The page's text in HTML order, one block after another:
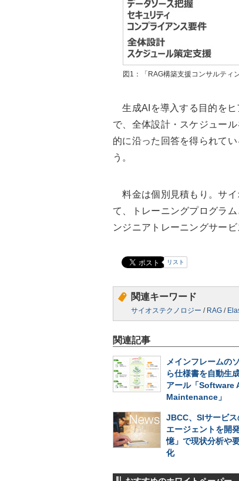
図1：「RAG構築支援コンサルティ
生成AIを導入する目的をヒ
で、全体設計・スケジュー
的に沿った回答を得られて
う。
料金は個別見積もり。サイ
て、トレーニングプログラ
ンジニアトレーニングサービ
リスト
関連キーワード
サイオステクノロジー / RAG /
関連記事
メインフレームの
ら仕様書を自動生
アール「Software
Maintenance」
JBCC、SIサービ
エージェントを開
憶」で現状分析や
化